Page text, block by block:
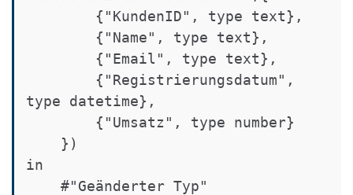
type datetime},
in
    #"Geänderter Typ"